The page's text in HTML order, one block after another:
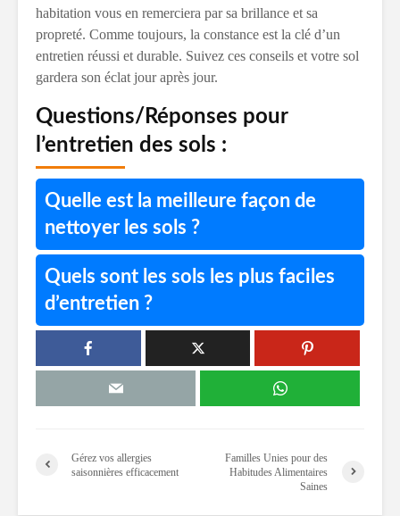
habitation vous en remerciera par sa brillance et sa
propreté. Comme toujours, la constance est la clé d’un
entretien réussi et durable. Suivez ces conseils et votre sol
gardera son éclat jour après jour.
Questions/Réponses pour
l’entretien des sols :
Quelle est la meilleure façon de
nettoyer les sols ?
Quels sont les sols les plus faciles
d’entretien ?
Gérez vos allergies
saisonnières efficacement
Familles Unies pour des
Habitudes Alimentaires
Saines